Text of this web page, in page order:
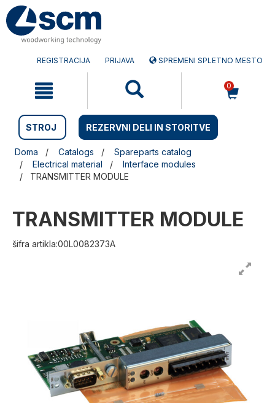
Preskočite
na
vsebino
Preskočite
na
navigacijski
REGISTRACIJA PRIJAVA SPREMENI SPLETNO MESTO
0
STROJ REZERVNI DELI IN STORITVE
Doma Catalogs
Spareparts catalog
Electrical material
Interface modules
TRANSMITTER MODULE
TRANSMITTER MODULE
šifra artikla:00L0082373A